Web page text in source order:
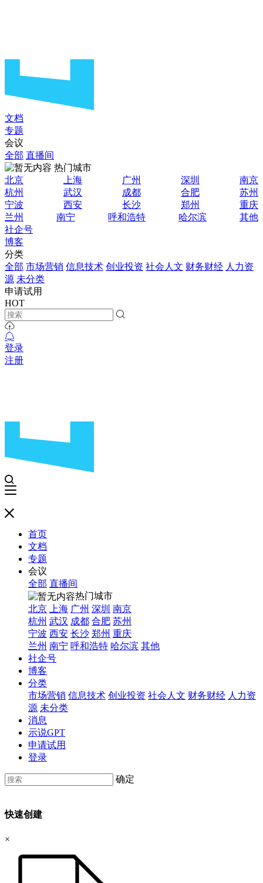
文档
专题
会议
全部 直播间
热门城市
北京
上海 广州 深圳
南京
杭州
武汉 成都 合肥
苏州
宁波
西安 长沙 郑州
重庆
兰州
南宁 呼和浩特 哈尔滨
其他
社企号
博客
分类
全部 市场营销 信息技术 创业投资 社会人文 财务财经 人力资
源 未分类
申请试用
HOT
登录
注册
首页
文档
专题
会议
全部 直播间
热门城市
北京
上海 广州 深圳 南京
杭州 武汉 成都 合肥 苏州
宁波 西安 长沙 郑州 重庆
兰州 南宁 呼和浩特 哈尔滨 其他
社企号
博客
分类
市场营销 信息技术 创业投资 社会人文 财务财经 人力资
源 未分类
消息
示说GPT
申请试用
登录
确定
快速创建
×